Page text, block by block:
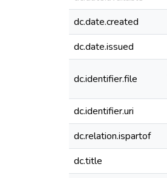
dc.date.created
dc.date.issued
dc.identifier.file
dc.identifier.uri
dc.relation.ispartof
dc.title